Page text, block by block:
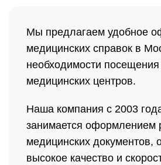
Мы предлагаем удобное
медицинских справок в
необходимости посещения
медицинских центров.
Наша компания с 2003
занимается оформлением
медицинских документов,
высокое качество и